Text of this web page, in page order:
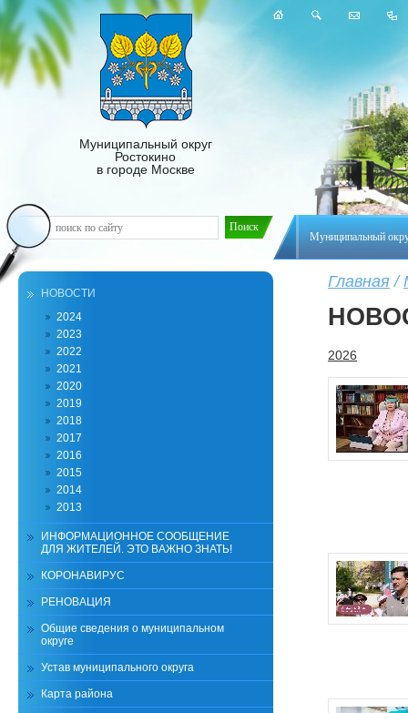
Муниципальный
Муниципальный округ
Ростокино
в городе Москве
Главная /
2026
НОВОСТИ
2024
2023
2022
2021
2020
2019
2018
2017
2016
2015
2014
2013
ИНФОРМАЦИОННОЕ СООБЩЕНИЕ
ДЛЯ ЖИТЕЛЕЙ. ЭТО ВАЖНО ЗНАТЬ!
КОРОНАВИРУС
РЕНОВАЦИЯ
Общие сведения о муниципальном
округе
Устав муниципального округа
Карта района